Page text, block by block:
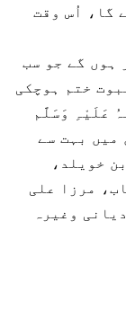
گا، اُس وقت
ہوں گے جو سب
ختم ہوچکی
عَلَیْہِ وَسَلَّم
میں بہت سے
خویلد،
مرزا علی
وغیرہ